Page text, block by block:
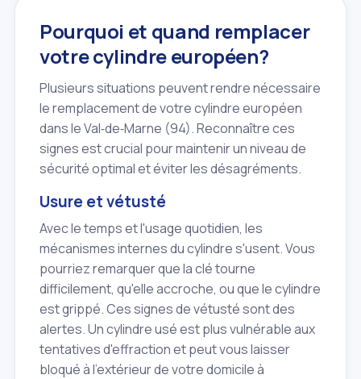
Pourquoi et quand remplacer
votre cylindre européen?
Plusieurs situations peuvent rendre nécessaire
le remplacement de votre cylindre européen
dans le Val‑de‑Marne (94). Reconnaître ces
signes est crucial pour maintenir un niveau de
sécurité optimal et éviter les désagréments.
Usure et vétusté
Avec le temps et l'usage quotidien, les
mécanismes internes du cylindre s'usent. Vous
pourriez remarquer que la clé tourne
difficilement, qu'elle accroche, ou que le cylindre
est grippé. Ces signes de vétusté sont des
alertes. Un cylindre usé est plus vulnérable aux
tentatives d'effraction et peut vous laisser
bloqué à l'extérieur de votre domicile à